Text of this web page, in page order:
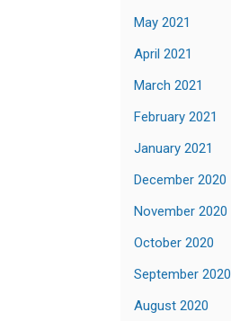
May 2021
April 2021
March 2021
February 2021
January 2021
December 2020
November 2020
October 2020
September 2020
August 2020